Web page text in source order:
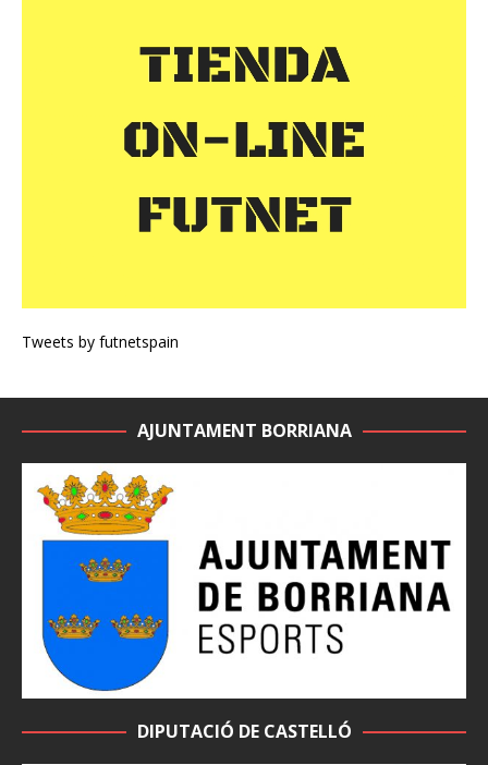
Tweets by futnetspain
AJUNTAMENT BORRIANA
DIPUTACIÓ DE CASTELLÓ